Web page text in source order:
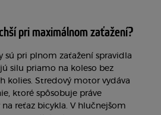
pri maximálnom zaťažení?
sú pri plnom zaťažení spravidla
silu priamo na koleso bez
kolies. Stredový motor vydáva
ktoré spôsobuje práve
reťaz bicykla. V hlučnejšom